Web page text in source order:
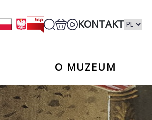
KONTAKT
O MUZEUM